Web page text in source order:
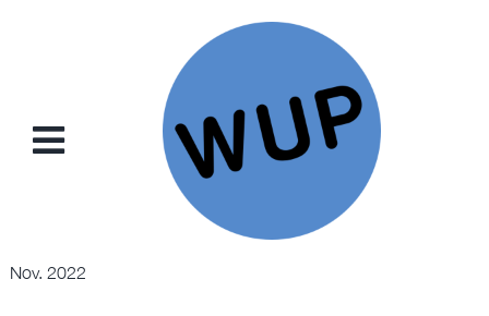
Toggle
Navigation
PROJEKTE
Nov. 2022